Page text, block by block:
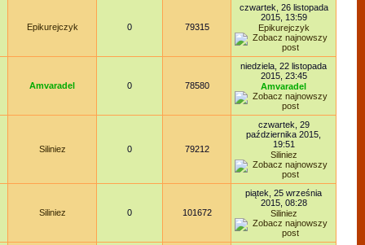
Epikurejczyk 0 79315
czwartek, 26 listopada
2015, 13:59
Epikurejczyk
Amvaradel 0 78580
niedziela, 22 listopada
2015, 23:45
Amvaradel
Siliniez 0 79212
czwartek, 29
października 2015,
19:51
Siliniez
Siliniez 0 101672
piątek, 25 września
2015, 08:28
Siliniez